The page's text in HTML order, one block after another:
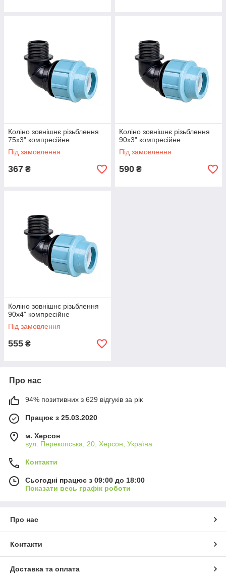
Коліно зовнішнє різьблення
75х3" компресійне
Під замовлення
367 ₴
Коліно зовнішнє різьблення
90х3" компресійне
Під замовлення
590 ₴
Коліно зовнішнє різьблення
90х4" компресійне
Під замовлення
555 ₴
Про нас
94% позитивних з 629 відгуків за рік
Працює з 25.03.2020
м. Херсон
вул. Перекопська, 20, Херсон, Україна
Контакти
Сьогодні працює з 09:00 до 18:00
Показати весь графік роботи
Про нас
Контакти
Доставка та оплата